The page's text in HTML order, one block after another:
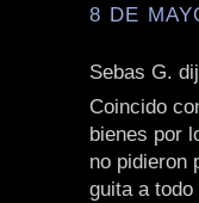
8 DE
Sebas G.
Coincido
bienes por
no pidieron
guita a